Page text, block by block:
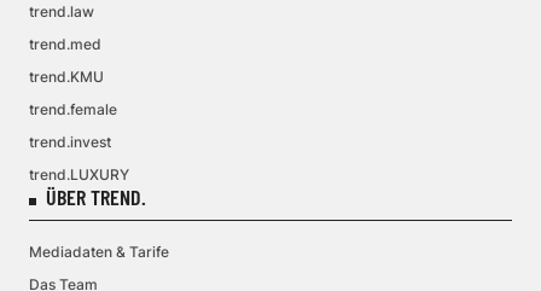
trend.law
trend.med
trend.KMU
trend.female
trend.invest
trend.LUXURY
ÜBER TREND.
Mediadaten & Tarife
Das Team